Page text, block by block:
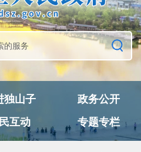
独山子
政务公开
互动 专题专栏